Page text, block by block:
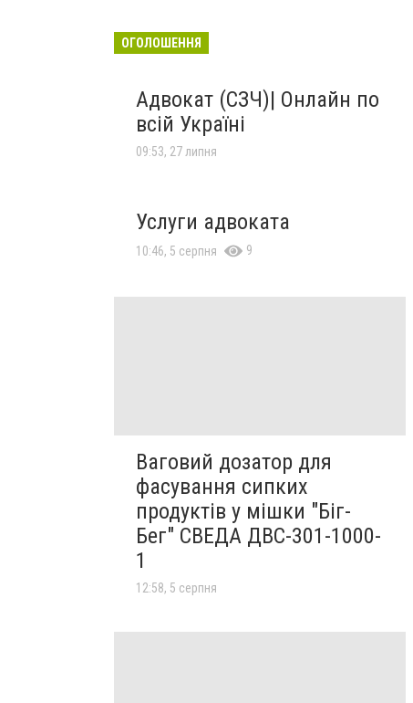
ОГОЛОШЕННЯ
Адвокат (СЗЧ)| Онлайн по
всій Україні
09:53, 27 липня
Услуги адвоката
10:46, 5 серпня 9
Ваговий дозатор для
фасування сипких
продуктів у мішки "Біг-
Бег" СВЕДА ДВС-301-1000-
1
12:58, 5 серпня